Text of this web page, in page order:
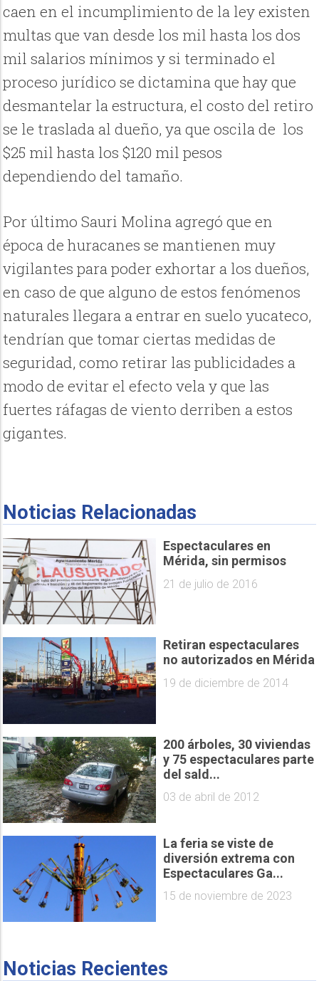
caen en el incumplimiento de la ley existen
multas que van desde los mil hasta los dos
mil salarios mínimos y si terminado el
proceso jurídico se dictamina que hay que
desmantelar la estructura, el costo del retiro
se le traslada al dueño, ya que oscila de los
$25 mil hasta los $120 mil pesos
dependiendo del tamaño.
Por último Sauri Molina agregó que en
época de huracanes se mantienen muy
vigilantes para poder exhortar a los dueños,
en caso de que alguno de estos fenómenos
naturales llegara a entrar en suelo yucateco,
tendrían que tomar ciertas medidas de
seguridad, como retirar las publicidades a
modo de evitar el efecto vela y que las
fuertes ráfagas de viento derriben a estos
gigantes.
Noticias Relacionadas
Espectaculares en
Mérida, sin permisos
21 de julio de 2016
Retiran espectaculares
no autorizados en Mérida
19 de diciembre de 2014
200 árboles, 30 viviendas
y 75 espectaculares parte
del sald...
03 de abril de 2012
La feria se viste de
diversión extrema con
Espectaculares Ga...
15 de noviembre de 2023
Noticias Recientes